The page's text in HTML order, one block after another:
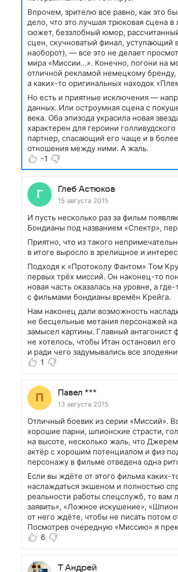
Впрочем, зрителю все равно, как это
дело, что это лучшая трюковая сцена
сюжет, беззлобный юмор,
сцен, скучноватый финал,
наоборот), — все это не делает
мира «Миссии…». Конечно, погони на
отличной рекламой немецкому
а каких-то оригинальных находок
Но есть и приятные исключения —
данных. Или остроумная сцена с
века. Оба эпизода украсила новая
характерен для героини
партнер, спасающий его чаще и в
отношения между ними. А жаль.
-1
Глеб Астюков
15 августа 2015
И пусть несколько раз за фильм
Бондианы под названием «Спектр»,
Приятно, что из такого
в итоге выросло в зрелищное и
Подходя к «Протоколу Фантом» Том
первых трёх миссий. Он наконец-то
новая часть оказалась на уровне, а
с фильмами бондианы времён Крейга.
Нам наконец дали возможность
не бесцельные метания персонажей
замысел картины. Главный антагонист
не хотелось, чтобы Итан остановил
и ради чего задумывались все
1
Павел ***
13 августа 2015
Отличный боевик из серии «Миссий».
хорошие парни, шпионские страсти,
на высоте, несколько жаль, что
актёр с хорошим потенциалом и физ
персонажу в фильме отведена одна
Если вы ждёте от этого фильма каких-
наслаждаться экшеном и полностью
реальности работы спецслужб, то
заявить», «Ложное искушение»,
от него ждёте, чтобы не писать потом
Посмотрев очередную «Миссию» я
6
Т Андрей